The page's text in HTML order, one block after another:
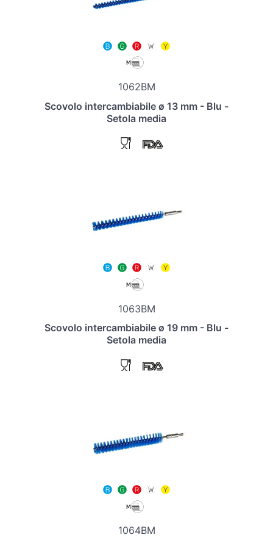
1062BM
Scovolo intercambiabile ø 13 mm - Blu -
Setola media
1063BM
Scovolo intercambiabile ø 19 mm - Blu -
Setola media
1064BM